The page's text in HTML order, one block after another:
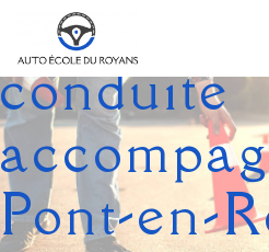
conduite
Pont-en-
Panneau de gestion des cookies